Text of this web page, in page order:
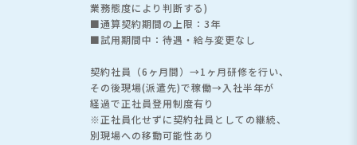
業務態度により判断する)
■通算契約期間の上限：3年
■試用期間中：待遇・給与変更なし
契約社員（6ヶ月間）→1ヶ月研修を行い、
その後現場(派遣先)で稼働→入社半年が
経過で正社員登用制度有り
※正社員化せずに契約社員としての継続、
別現場への移動可能性あり